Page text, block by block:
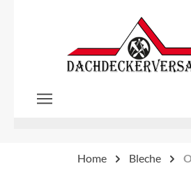
Zum Hauptinhalt springen
Home Bleche